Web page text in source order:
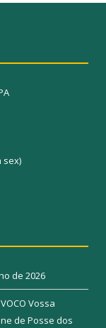
sex)
de 2026
Vossa
de Posse dos